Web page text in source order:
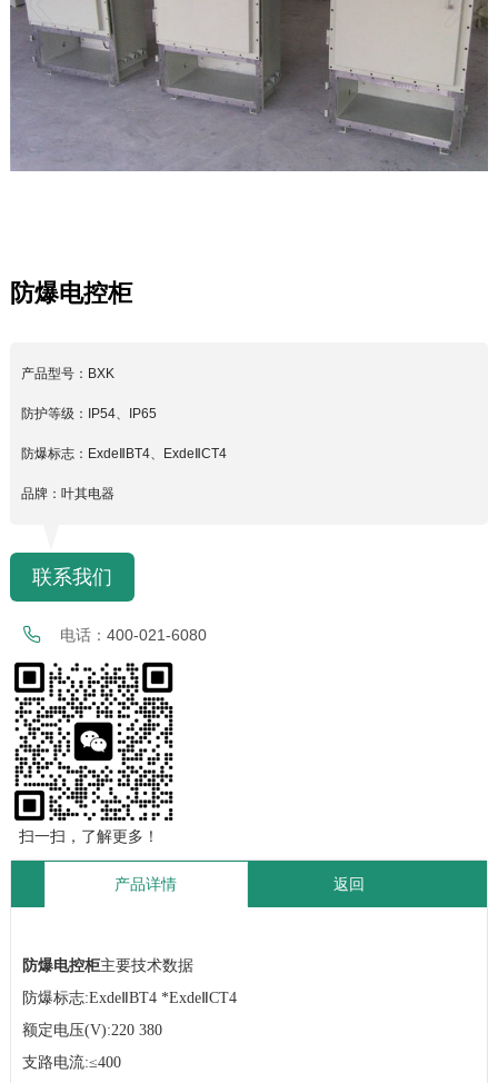
防爆电控柜
产品型号：BXK
防护等级：IP54、IP65
防爆标志：ExdeⅡBT4、ExdeⅡCT4
品牌：叶其电器
联系我们
电话： 400-021-6080
扫一扫，了解更多！
产品详情 返回
防爆电控柜主要技术数据
防爆标志:ExdeⅡBT4 *ExdeⅡCT4
额定电压(V):220 380
支路电流:≤400